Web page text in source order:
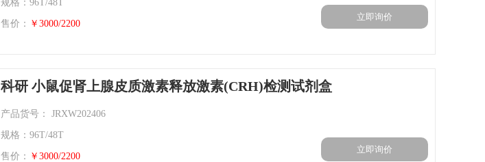
规格：96T/48T
售价： ￥3000/2200
立即询价
科研 小鼠促肾上腺皮质激素释放激素(CRH)检测试剂盒
产品货号： JRXW202406
规格：96T/48T
售价： ￥3000/2200
立即询价